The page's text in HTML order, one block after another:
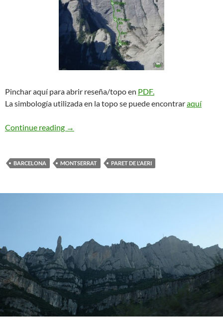
Pinchar aquí para abrir reseña/topo en PDF.
La simbología utilizada en la topo se puede encontraraquí
Continue reading Fragel Rock. Paret de l’Aeri
→
BARCELONA MONTSERRAT PARET DE L'AERI